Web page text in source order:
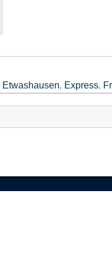
Etwashausen, Express,